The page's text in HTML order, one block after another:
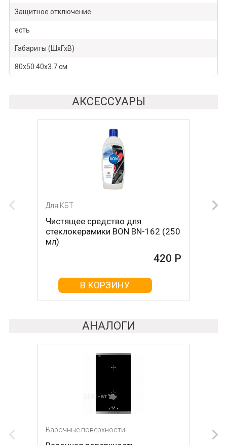
Защитное отключение
есть
Габариты (ШхГхВ)
80х50.40х3.7 см
АКСЕССУАРЫ
Для КБТ
Чистящее средство для
стеклокерамики BON BN-162 (250
мл)
420 Р
В КОРЗИНУ
АНАЛОГИ
Варочные поверхности